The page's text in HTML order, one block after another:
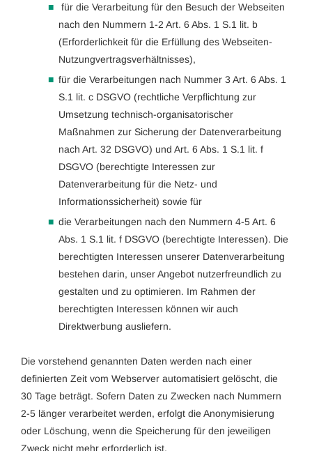
für die Verarbeitung für den Besuch der Webseiten
nach den Nummern 1-2 Art. 6 Abs. 1 S.1 lit. b
(Erforderlichkeit für die Erfüllung des Webseiten-
Nutzungvertragsverhältnisses),
für die Verarbeitungen nach Nummer 3 Art. 6 Abs. 1
S.1 lit. c DSGVO (rechtliche Verpflichtung zur
Umsetzung technisch-organisatorischer
Maßnahmen zur Sicherung der Datenverarbeitung
nach Art. 32 DSGVO) und Art. 6 Abs. 1 S.1 lit. f
DSGVO (berechtigte Interessen zur
Datenverarbeitung für die Netz- und
Informationssicherheit) sowie für
die Verarbeitungen nach den Nummern 4-5 Art. 6
Abs. 1 S.1 lit. f DSGVO (berechtigte Interessen). Die
berechtigten Interessen unserer Datenverarbeitung
bestehen darin, unser Angebot nutzerfreundlich zu
gestalten und zu optimieren. Im Rahmen der
berechtigten Interessen können wir auch
Direktwerbung ausliefern.
Die vorstehend genannten Daten werden nach einer
definierten Zeit vom Webserver automatisiert gelöscht, die
30 Tage beträgt. Sofern Daten zu Zwecken nach Nummern
2-5 länger verarbeitet werden, erfolgt die Anonymisierung
oder Löschung, wenn die Speicherung für den jeweiligen
Zweck nicht mehr erforderlich ist.